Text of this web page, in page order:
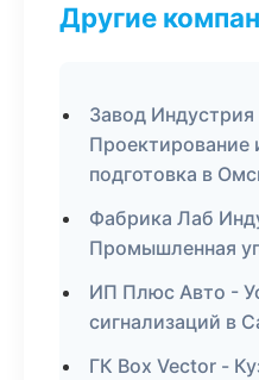
Другие
Завод
Проектирование
подготовка в
Фабрика Лаб
Промышленная
ИП Плюс Авто -
сигнализаций в
ГК Box Vector -